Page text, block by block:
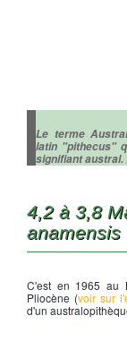
Le terme
latin "pithecus"
signifiant austral.
4,2 à 3,8
anamensis
C'est en 1965 au
Pliocène (voir sur
d'un